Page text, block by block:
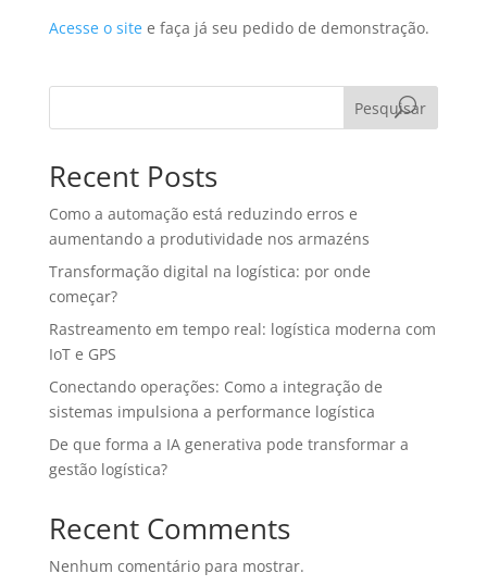
Acesse o sitee faça já seu pedido de demonstração.
Pesquisar
Recent Posts
Como a automação está reduzindo erros e
aumentando a produtividade nos armazéns
Transformação digital na logística: por onde
começar?
Rastreamento em tempo real: logística moderna com
IoT e GPS
Conectando operações: Como a integração de
sistemas impulsiona a performance logística
De que forma a IA generativa pode transformar a
gestão logística?
Recent Comments
Nenhum comentário para mostrar.